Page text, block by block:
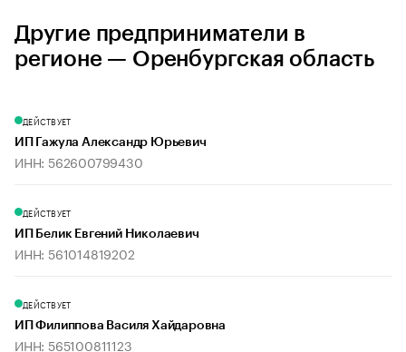
Другие предприниматели в
регионе — Оренбургская область
ДЕЙСТВУЕТ
ИП Гажула Александр Юрьевич
ИНН: 562600799430
ДЕЙСТВУЕТ
ИП Белик Евгений Николаевич
ИНН: 561014819202
ДЕЙСТВУЕТ
ИП Филиппова Василя Хайдаровна
ИНН: 565100811123